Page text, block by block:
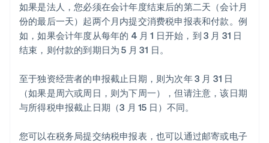
如果是法人，您必须在会计年度结束后的第二天（会计月
份的最后一天）起两个月内提交消费税申报表和付款。例
如，如果会计年度从每年的 4 月 1 日开始，到 3 月 31 日
结束，则付款的到期日为 5 月 31 日。
至于独资经营者的申报截止日期，则为次年 3 月 31 日
（如果是周六或周日，则为下周一），但请注意，该日期
与所得税申报截止日期（3 月 15 日）不同。
您可以在税务局提交纳税申报表，也可以通过邮寄或电子